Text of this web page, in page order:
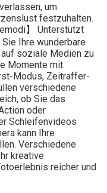
um
festzuhalten.
】 Unterstützt
Ihre wunderbare
auf soziale Medien zu
Momente mit
Modus, Zeitraffer-
verschiedene
ob Sie das
oder
Schleifenvideos
kann Ihre
Verschiedene
kreative
reicher und